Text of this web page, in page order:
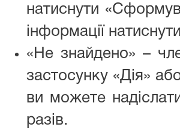
натиснути
інформації
«Не знайдено» –
застосунку «Дія»
ви можете
разів.